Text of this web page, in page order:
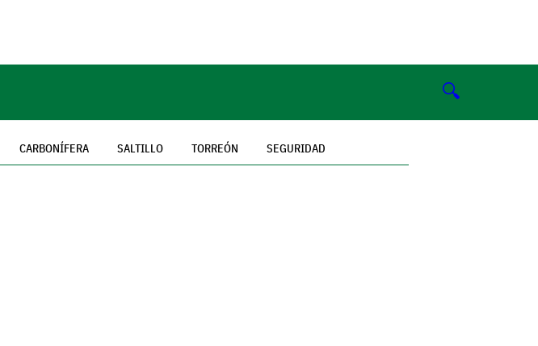
🔍
CARBONÍFERA SALTILLO TORREÓN SEGURIDAD